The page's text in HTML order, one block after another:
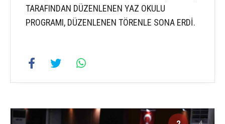
TARAFINDAN DÜZENLENEN YAZ OKULU
PROGRAMI, DÜZENLENEN TÖRENLE SONA ERDİ.